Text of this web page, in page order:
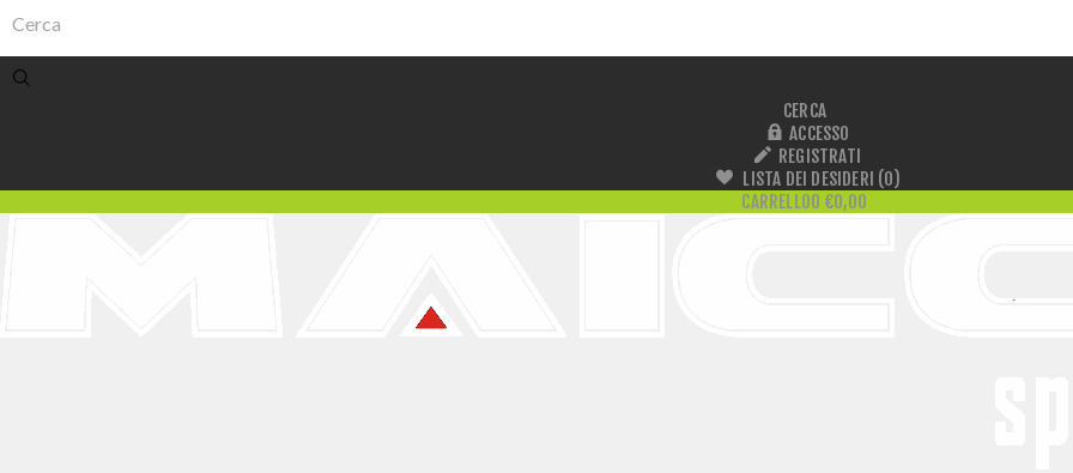
CERCA
ACCESSO
REGISTRATI
LISTA DEI DESIDERI (0)
CARRELLO0 €0,00